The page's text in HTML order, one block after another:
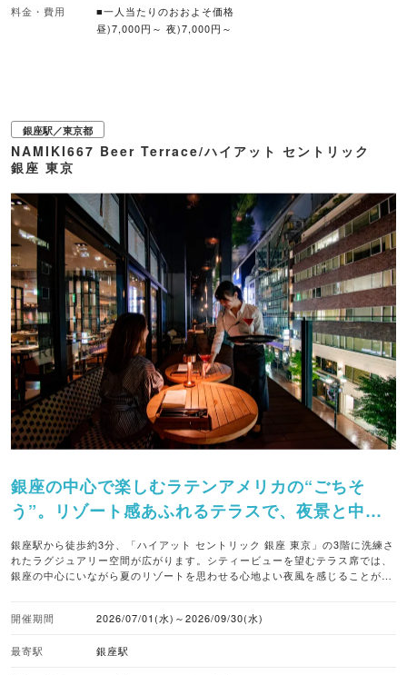
リードリンク付き、サービス料別） ・CHILL（7,000円）：牛ショートリブな
ど肉中心のバランス良いセット ・STANDARD（8,500円）：CHILLのメニュ
ーに海鮮（有頭ブラックタイガー海老、ホタテ貝、スルメイカ）をプラス ・
料金・費用
■一人当たりのおおよそ価格
昼)7,000円～ 夜)7,000円～
銀座駅／東京都
NAMIKI667 Beer Terrace/ハイアット セントリック
銀座 東京
銀座の中心で楽しむラテンアメリカの“ごちそ
う”。リゾート感あふれるテラスで、夜景と中南
米グルメを堪能できる。
銀座駅から徒歩約3分、「ハイアット セントリック 銀座 東京」の3階に洗練さ
れたラグジュアリー空間が広がります。シティービューを望むテラス席では、
銀座の中心にいながら夏のリゾートを思わせる心地よい夜風を感じることがで
ダイナミックに提供。コロナビールやモヒート、南米産ワインなどを揃えた90
めます。 ■暑さ対策 うちわ配布 ※暑がひどく店内が空いていれば、店内へのご
開催期間 2026/07/01(水)～2026/09/30(水)
最寄駅 銀座駅